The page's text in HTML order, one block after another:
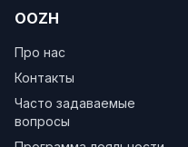
OOZH
Про нас
Контакты
Часто задаваемые
вопросы